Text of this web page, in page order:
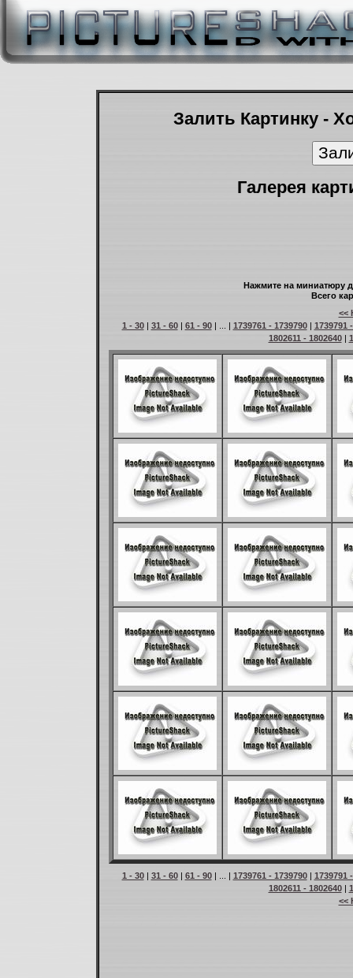
Залить Картинку -
Галерея
Нажмите на миниатюру
Всего
<<
1 - 30| 31 - 60| 61 - 90| ... | 1739761 - 1739790| 1739791
1802611 - 1802640|
1 - 30| 31 - 60| 61 - 90| ... | 1739761 - 1739790| 1739791
1802611 - 1802640|
<<